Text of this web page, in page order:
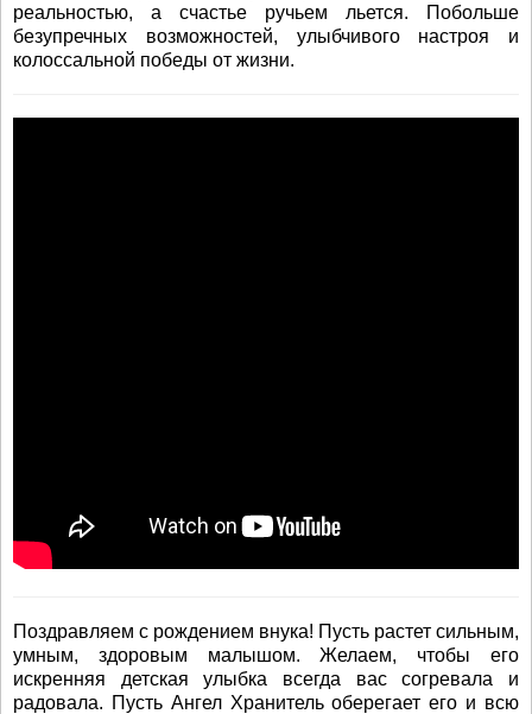
реальностью, а счастье ручьем льется. Побольше
безупречных возможностей, улыбчивого настроя и
колоссальной победы от жизни.
Поздравляем с рождением внука! Пусть растет сильным,
умным, здоровым малышом. Желаем, чтобы его
искренняя детская улыбка всегда вас согревала и
радовала. Пусть Ангел Хранитель оберегает его и всю